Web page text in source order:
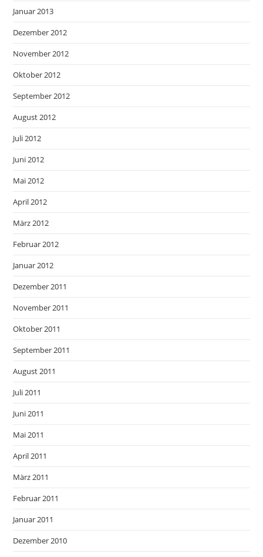
Januar 2013
Dezember 2012
November 2012
Oktober 2012
September 2012
August 2012
Juli 2012
Juni 2012
Mai 2012
April 2012
März 2012
Februar 2012
Januar 2012
Dezember 2011
November 2011
Oktober 2011
September 2011
August 2011
Juli 2011
Juni 2011
Mai 2011
April 2011
März 2011
Februar 2011
Januar 2011
Dezember 2010